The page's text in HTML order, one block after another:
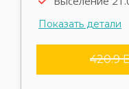
Показать детали
420.9